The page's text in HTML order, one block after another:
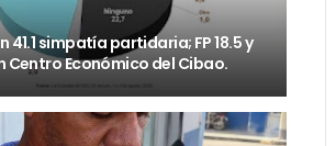
41.1 simpatía partidaria; FP 18.5 y
Centro Económico del Cibao.